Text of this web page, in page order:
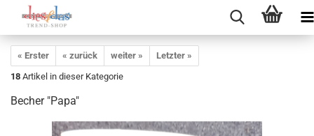
« Erster « zurück weiter »
Letzter »
18 Artikel in dieser Kategorie
Becher "Papa"